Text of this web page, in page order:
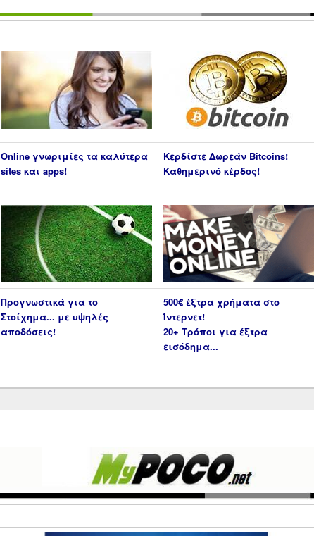
Online γνωριμίες τα καλύτερα
sites και apps!
Κερδίστε Δωρεάν Bitcoins!
Καθημερινό κέρδος!
Προγνωστικά για το
Στοίχημα... με υψηλές
αποδόσεις!
500€ έξτρα χρήματα στο
Ίντερνετ!
20+ Τρόποι για έξτρα
εισόδημα...